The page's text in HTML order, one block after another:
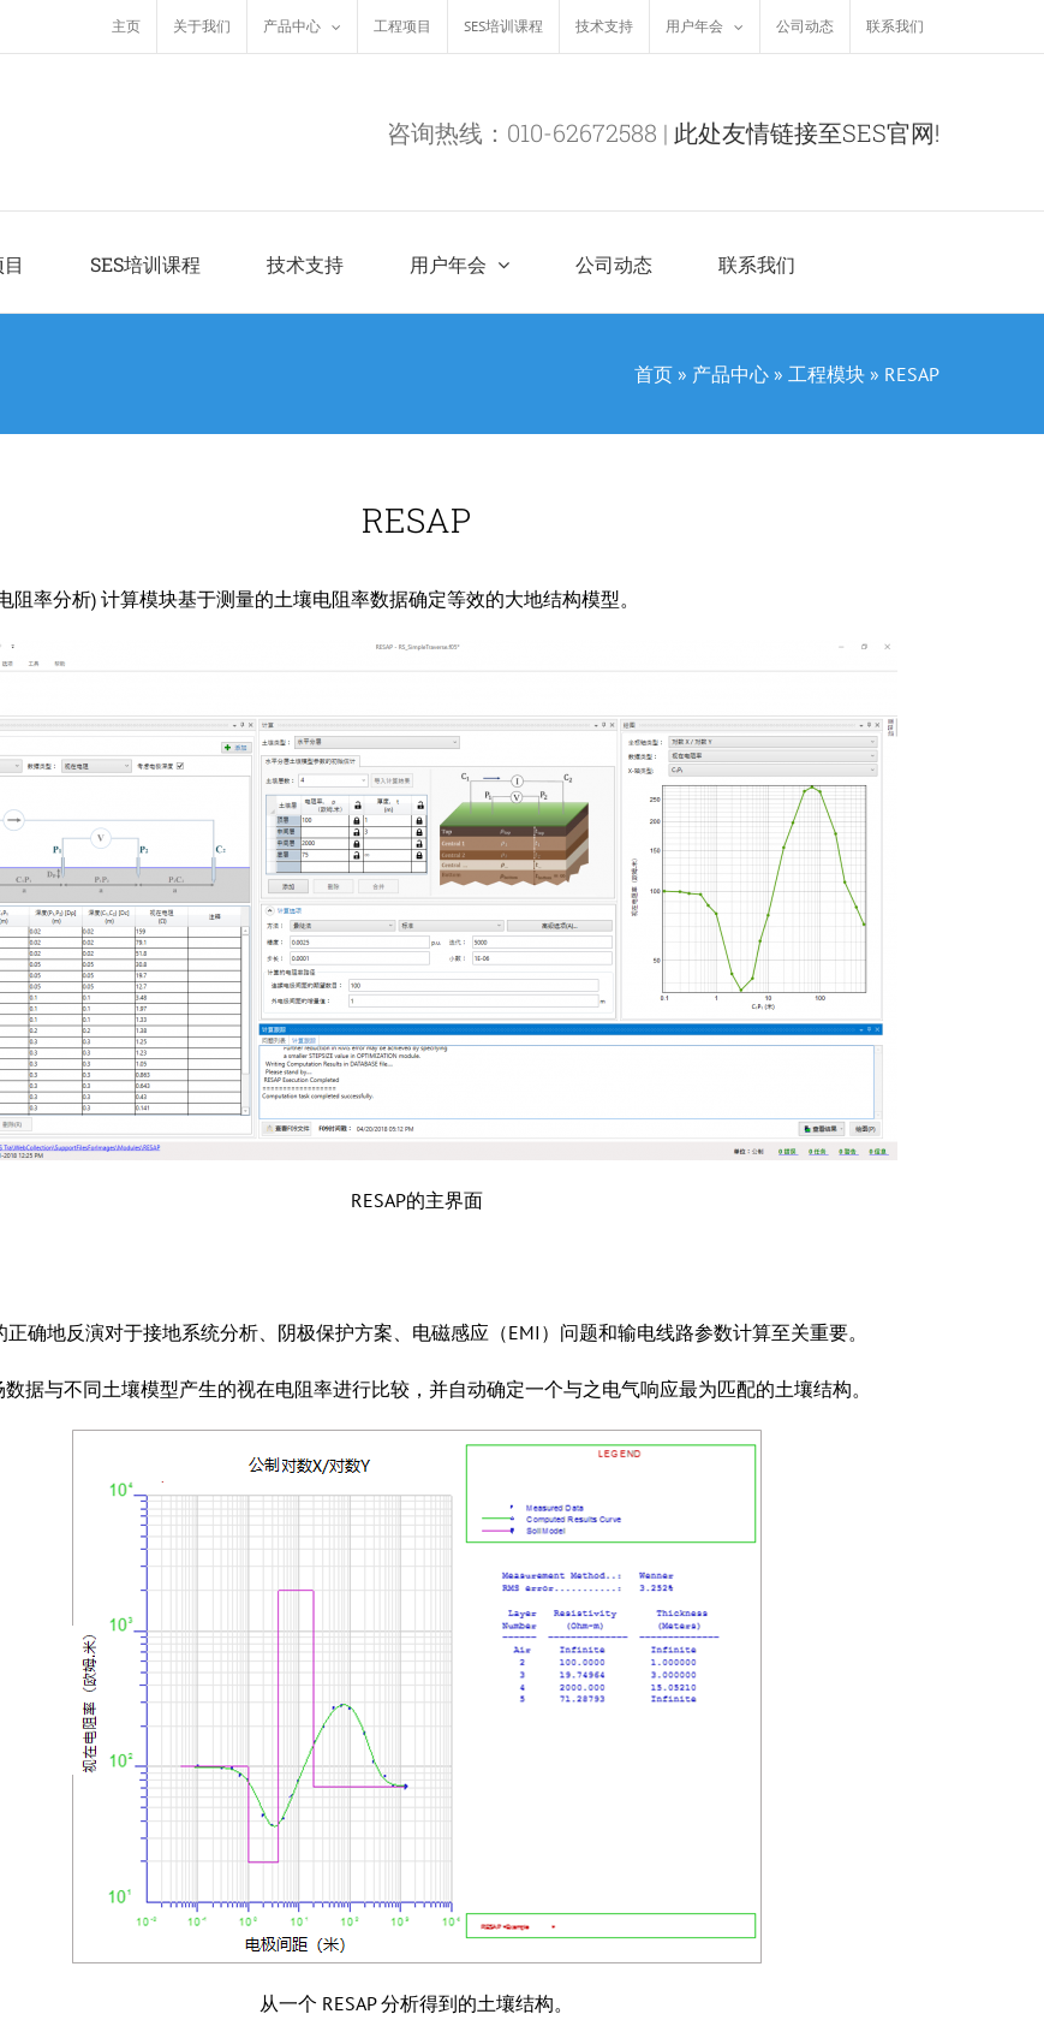
主页 关于我们 产品中心 工程项目 SES培训课程 技术支持 用户年会 公司动态 联系我们
咨询热线：010-62672588 | 此处友情链接至SES官网!
SES培训课程 技术支持 用户年会 公司动态 联系我们
首页 » 产品中心 » 工程模块 » RESAP
RESAP
阻率分析) 计算模块基于测量的土壤电阻率数据确定等效的大地结构模型。
RESAP的主界面
正确地反演对于接地系统分析、阴极保护方案、电磁感应（EMI）问题和输电线路参数计算至关重要。
数据与不同土壤模型产生的视在电阻率进行比较，并自动确定一个与之电气响应最为匹配的土壤结构。
从一个 RESAP 分析得到的土壤结构。